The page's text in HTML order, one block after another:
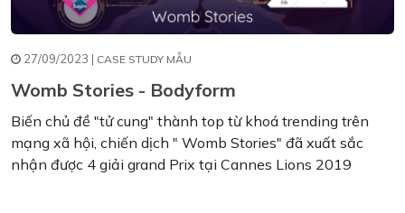
27/09/2023 | CASE STUDY MẪU
Womb Stories - Bodyform
Biến chủ đề "tử cung" thành top từ khoá trending trên
mạng xã hội, chiến dịch " Womb Stories" đã xuất sắc
nhận được 4 giải grand Prix tại Cannes Lions 2019